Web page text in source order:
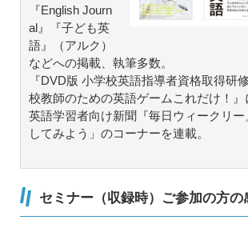
『English Journ
al』『子ども英
語』（アルク）
などへの掲載、執筆多数。
『DVD版 小学校英語指導者資格取得研
校教師のための英語ゲームこれだけ！』
英語学習者向け新聞『毎日ウィークリ
してみよう」のコーナーを連載。
セミナー（収録時）ご参加の方の